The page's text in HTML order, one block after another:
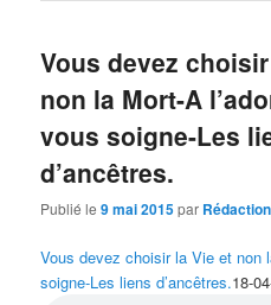
Vous devez
non la Mort-A
vous soigne-Les
d’ancêtres.
Publié le9 mai 2015par
Vous devez choisir la Vie et non
soigne-Les liens d’ancêtres.18-